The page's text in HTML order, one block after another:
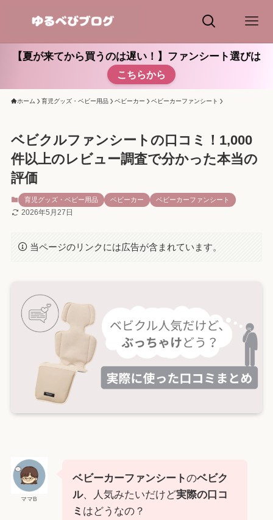
【夏が来てから買うのは遅い！】ファンシート選びは
こちらから
ホーム 育児グッズ・ベビー用品 ベビーカー ベビーカーファンシート
ベビクルファンシートの口コミ！1,000
件以上のレビュー調査で分かった本当の
評価
育児グッズ・ベビー用品 ベビーカー ベビーカーファンシート
2026年5月27日
当ページのリンクには広告が含まれています。
ママB
ベビーカーファンシートのベビク
ル、人気みたいだけど実際の口コ
ミ はどうなの？